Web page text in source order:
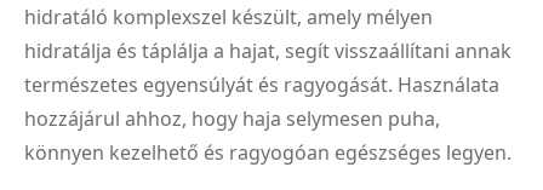
hidratáló komplexszel készült, amely mélyen
hidratálja és táplálja a hajat, segít visszaállítani annak
természetes egyensúlyát és ragyogását. Használata
hozzájárul ahhoz, hogy haja selymesen puha,
könnyen kezelhető és ragyogóan egészséges legyen.